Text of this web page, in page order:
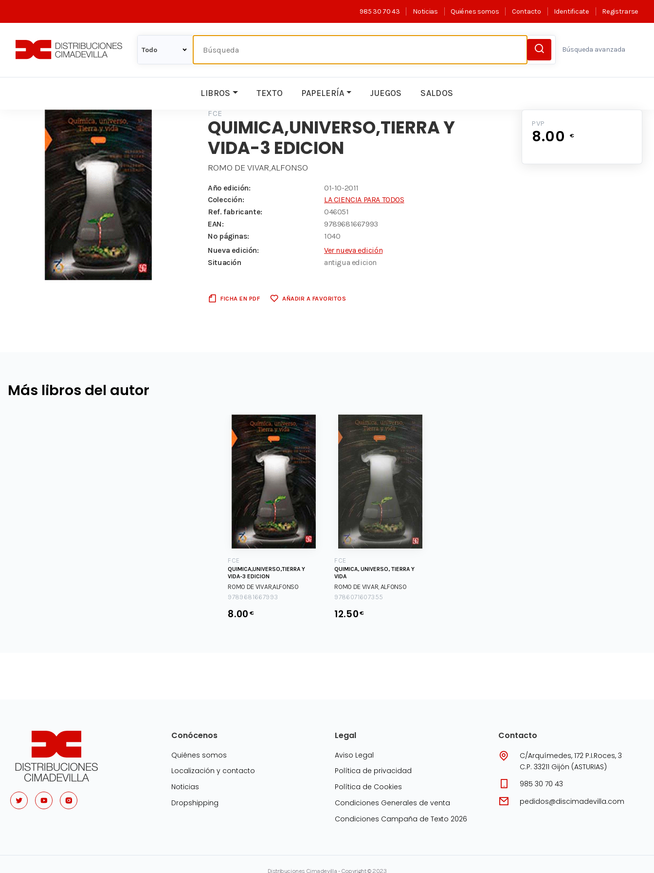
985 30 70 43 Noticias Quiénes somos Contacto Identificate Registrarse
Búsqueda avanzada
LIBROS TEXTO PAPELERÍA JUEGOS SALDOS
FCE
QUIMICA,UNIVERSO,TIERRA Y
VIDA-3 EDICION
ROMO DE VIVAR,ALFONSO
Año edición:
01-10-2011
Colección:
LA CIENCIA PARA TODOS
Ref. fabricante:
046051
EAN:
9789681667993
Nº páginas:
1040
Nueva edición:
Ver nueva edición
Situación
antigua edicion
FICHA EN PDF AÑADIR A FAVORITOS
PVP
8.00 €
Más libros del autor
FCE
QUIMICA,UNIVERSO,TIERRA Y
VIDA-3 EDICION
ROMO DE VIVAR,ALFONSO
9789681667993
8.00 €
FCE
QUIMICA, UNIVERSO, TIERRA Y
VIDA
ROMO DE VIVAR, ALFONSO
9786071607355
12.50€
Conócenos
Quiénes somos
Localización y contacto
Noticias
Dropshipping
Legal
Aviso Legal
Política de privacidad
Política de Cookies
Condiciones Generales de venta
Condiciones Campaña de Texto 2026
Contacto
C/Arquímedes, 172 P.I.Roces, 3
C.P. 33211 Gijón (ASTURIAS)
985 30 70 43
pedidos@discimadevilla.com
Distribuciones Cimadevilla - Copyright © 2023